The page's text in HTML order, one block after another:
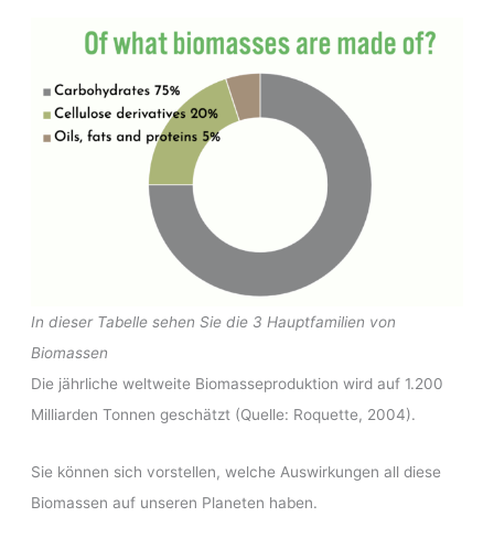
In dieser Tabelle sehen Sie die 3 Hauptfamilien von
Biomassen
Die jährliche weltweite Biomasseproduktion wird auf 1.200
Milliarden Tonnen geschätzt (Quelle: Roquette, 2004).
Sie können sich vorstellen, welche Auswirkungen all diese
Biomassen auf unseren Planeten haben.